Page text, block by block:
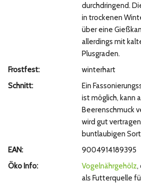
durchdringend.
in trockenen
über eine
allerdings mit
Plusgraden.
Frostfest:
winterhart
Schnitt:
Ein
ist möglich, kann
Beerenschmuck
wird gut
buntlaubigen
EAN:
9004914189395
Öko Info:
Vogelnährgehölz,
als Futterquelle